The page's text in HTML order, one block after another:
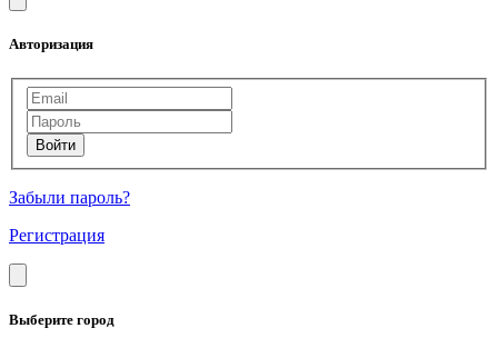
Авторизация
Забыли пароль?
Регистрация
Выберите город